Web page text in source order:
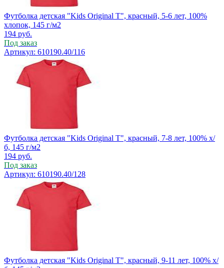
Футболка детская "Kids Original T", красный, 5-6 лет, 100%
хлопок, 145 г/м2
194 руб.
Под заказ
Артикул: 610190.40/116
Футболка детская "Kids Original T", красный, 7-8 лет, 100% х/
б, 145 г/м2
194 руб.
Под заказ
Артикул: 610190.40/128
Футболка детская "Kids Original T", красный, 9-11 лет, 100% х/